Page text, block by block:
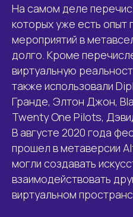
На самом деле
которых уже есть опыт
мероприятий в
долго. Кроме
виртуальную
также использовали
Гранде, Элтон Джон,
Twenty One Pilots,
В августе 2020 года
прошел в метаверсии
могли создавать
взаимодействовать
виртуальном